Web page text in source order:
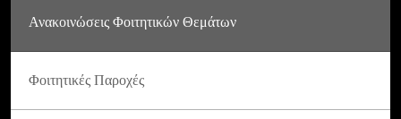
Ανακοινώσεις Φοιτητικών Θεμάτων
Φοιτητικές Παροχές